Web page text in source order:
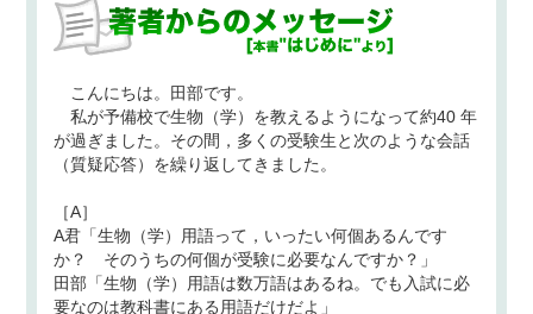
こんにちは。田部です。
私が予備校で生物（学）を教えるようになって約40 年
が過ぎました。その間，多くの受験生と次のような会話
（質疑応答）を繰り返してきました。
［A］
A君「生物（学）用語って，いったい何個あるんです
か？ そのうちの何個が受験に必要なんですか？」
田部「生物（学）用語は数万語はあるね。でも入試に必
要なのは教科書にある用語だけだよ」